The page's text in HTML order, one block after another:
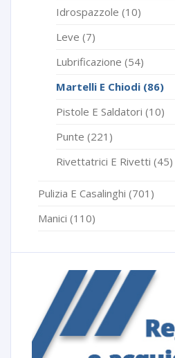
Idrospazzole (10)
Leve (7)
Lubrificazione (54)
Martelli E Chiodi (86)
Pistole E Saldatori (10)
Punte (221)
Rivettatrici E Rivetti (45)
Pulizia E Casalinghi (701)
Manici (110)